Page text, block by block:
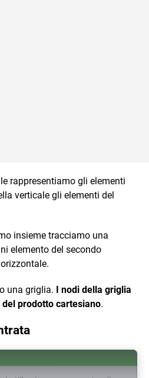
rappresentiamo gli elementi
verticale gli elementi del
insieme tracciamo una
elemento del secondo
una griglia. I nodi della griglia
prodotto cartesiano.